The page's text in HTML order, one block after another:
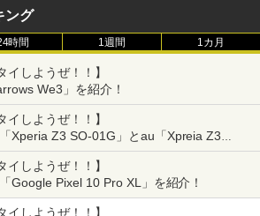
ング
時間 1週間 1カ月
イしようぜ！！】
We3」を紹介！
イしようぜ！！】
Xperia Z3 SO-01G」とau「Xpreia Z3
イしようぜ！！】
Pixel 10 Pro XL」を紹介！
イしようぜ！！】